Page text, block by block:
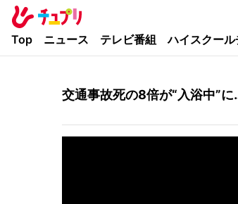
Top ニュース テレビ番組 ハイスクール
交通事故死の8倍が“入浴中”